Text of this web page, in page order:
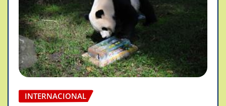
INTERNACIONAL